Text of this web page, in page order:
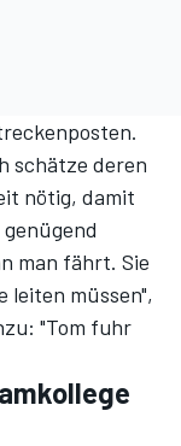
schätze deren
nötig, damit
man fährt. Sie
leiten müssen",
"Tom fuhr